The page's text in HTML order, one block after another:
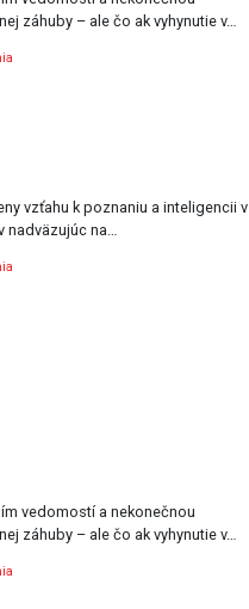
záhuby – ale čo ak vyhynutie v…
vzťahu k poznaniu a inteligencii v
na…
vedomostí a nekonečnou
záhuby – ale čo ak vyhynutie v…